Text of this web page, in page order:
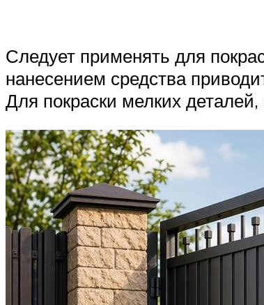
Следует применять для
нанесением средства
Для покраски мелких